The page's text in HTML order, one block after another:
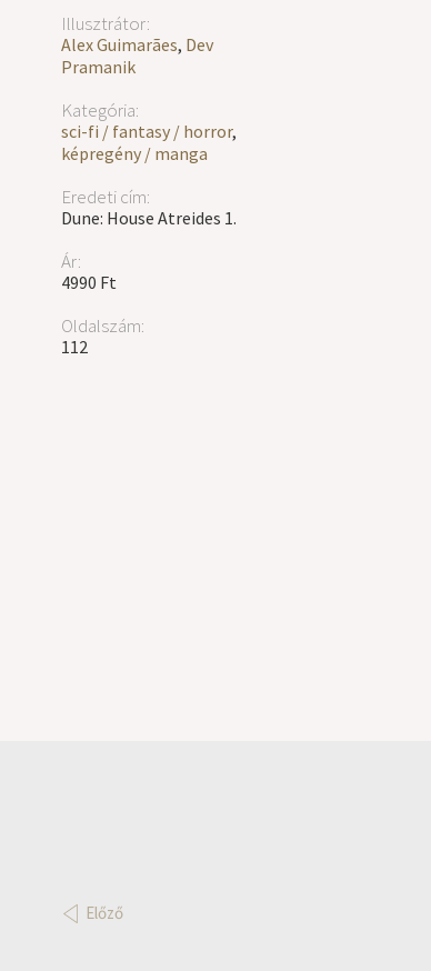
Illusztrátor:
Alex Guimarães, Dev
Pramanik
Kategória:
sci-fi / fantasy / horror,
képregény / manga
Eredeti cím:
Dune: ​House Atreides 1.
Ár:
4990 Ft
Oldalszám:
112
Előző